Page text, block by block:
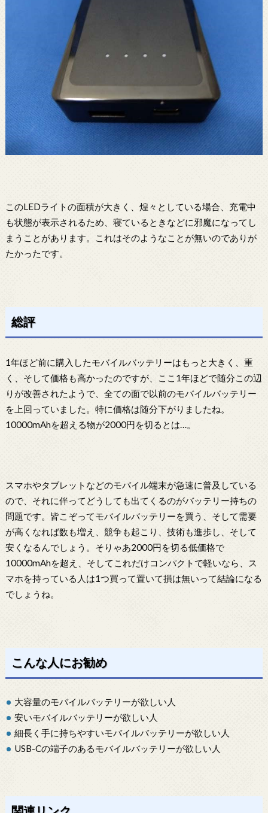
このLEDライトの面積が大きく、煌々としている場合、充電中
も状態が表示されるため、寝ているときなどに邪魔になってし
まうことがあります。これはそのようなことが無いのでありが
たかったです。
総評
1年ほど前に購入したモバイルバッテリーはもっと大きく、重
く、そして価格も高かったのですが、ここ1年ほどで随分この辺
りが改善されたようで、全ての面で以前のモバイルバッテリー
を上回っていました。特に価格は随分下がりましたね。
10000mAhを超える物が2000円を切るとは…。
スマホやタブレットなどのモバイル端末が急速に普及している
ので、それに伴ってどうしても出てくるのがバッテリー持ちの
問題です。皆こぞってモバイルバッテリーを買う、そして需要
が高くなれば数も増え、競争も起こり、技術も進歩し、そして
安くなるんでしょう。そりゃあ2000円を切る低価格で
10000mAhを超え、そしてこれだけコンパクトで軽いなら、ス
マホを持っている人は1つ買って置いて損は無いって結論になる
でしょうね。
こんな人にお勧め
大容量のモバイルバッテリーが欲しい人
安いモバイルバッテリーが欲しい人
細長く手に持ちやすいモバイルバッテリーが欲しい人
USB-Cの端子のあるモバイルバッテリーが欲しい人